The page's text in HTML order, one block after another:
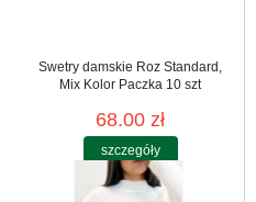
Swetry damskie Roz Standard,
Mix Kolor Paczka 10 szt
68.00 zł
szczegóły